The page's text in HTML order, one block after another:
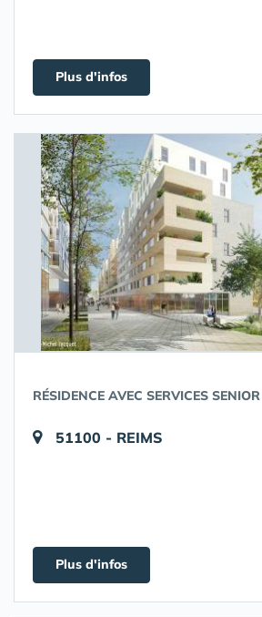
Plus d'infos
RÉSIDENCE AVEC SERVICES
51100 - REIMS
Plus d'infos